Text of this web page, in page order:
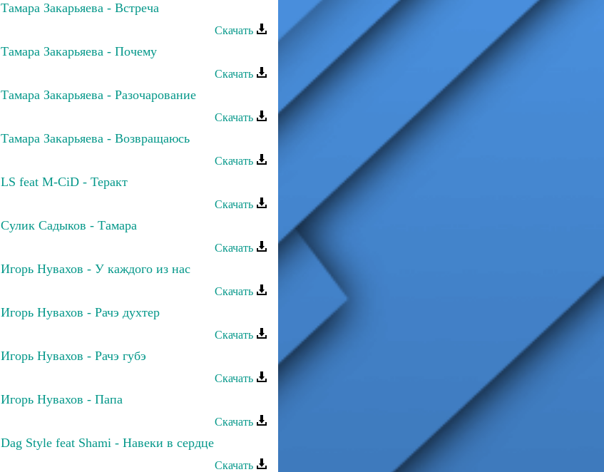
Тамара Закарьяева - Встреча
Скачать
Тамара Закарьяева - Почему
Скачать
Тамара Закарьяева - Разочарование
Скачать
Тамара Закарьяева - Возвращаюсь
Скачать
LS feat M-CiD - Теракт
Скачать
Сулик Садыков - Тамара
Скачать
Игорь Нувахов - У каждого из нас
Скачать
Игорь Нувахов - Рачэ духтер
Скачать
Игорь Нувахов - Рачэ губэ
Скачать
Игорь Нувахов - Папа
Скачать
Dag Style feat Shami - Навеки в сердце
Скачать